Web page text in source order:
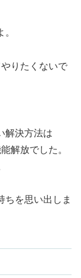
りたくないで
解決方法は
解放でした。
ちを思い出しま